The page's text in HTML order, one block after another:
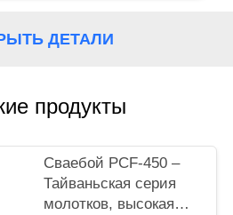
ДЕТАЛИ
продукты
Сваебой PCF-450 –
Тайваньская серия
молотков, высокая